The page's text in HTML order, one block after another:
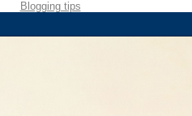
Blogging tips